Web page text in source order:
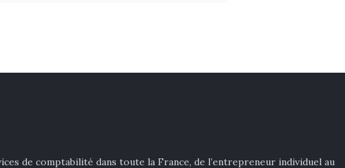
de comptabilité dans toute la France, de l’entrepreneur individuel au